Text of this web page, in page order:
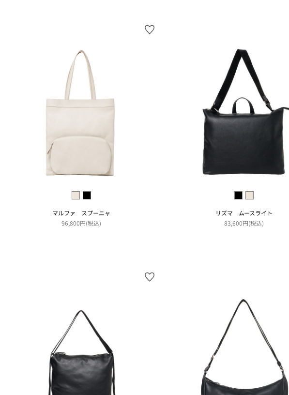
マルファ スプーニャ
96,800円(税込)
リズマ ムースライト
83,600円(税込)